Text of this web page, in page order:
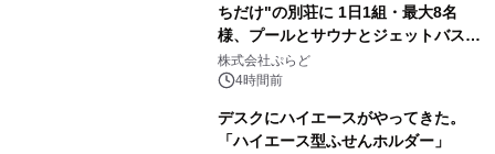
ちだけ"の別荘に 1日1組・最大8名
様、プールとサウナとジェットバス付
きで Villa Mon Temps AWAJIの連泊
素泊りプラン
株式会社ぷらど
4時間前
デスクにハイエースがやってきた。
「ハイエース型ふせんホルダー」